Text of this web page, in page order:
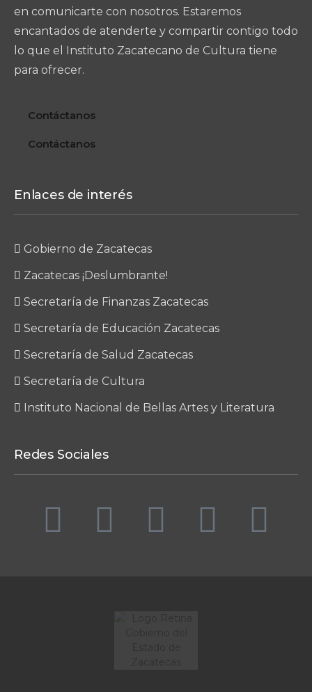
en comunicarte con nosotros. Estaremos
encantados de atenderte y compartir contigo todo
lo que el Instituto Zacatecano de Cultura tiene
para ofrecer.
Contáctanos
Contáctanos
Enlaces de interés
Gobierno de Zacatecas
Zacatecas ¡Deslumbrante!
Secretaría de Finanzas Zacatecas
Secretaría de Educación Zacatecas
Secretaría de Salud Zacatecas
Secretaría de Cultura
Instituto Nacional de Bellas Artes y Literatura
Redes Sociales